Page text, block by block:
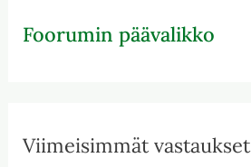
Foorumin päävalikko
Viimeisimmät vastaukset